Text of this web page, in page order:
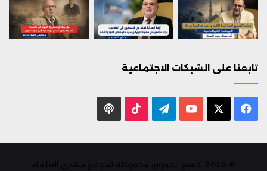
تابعنا على الشبكات الاجتماعية
فيسبوك يوتيوب تيلقرام ‫TikTok
© 2026, جميع الحقوق محفوظة لموقع منتدى العلماء